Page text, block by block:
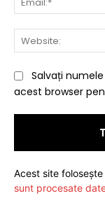
Salvați
acest browser
Acest site
sunt procesate